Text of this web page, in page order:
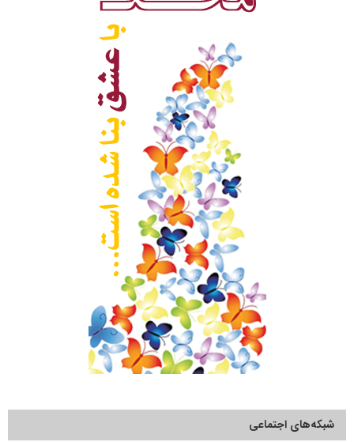
شبکه‌های اجتماعی